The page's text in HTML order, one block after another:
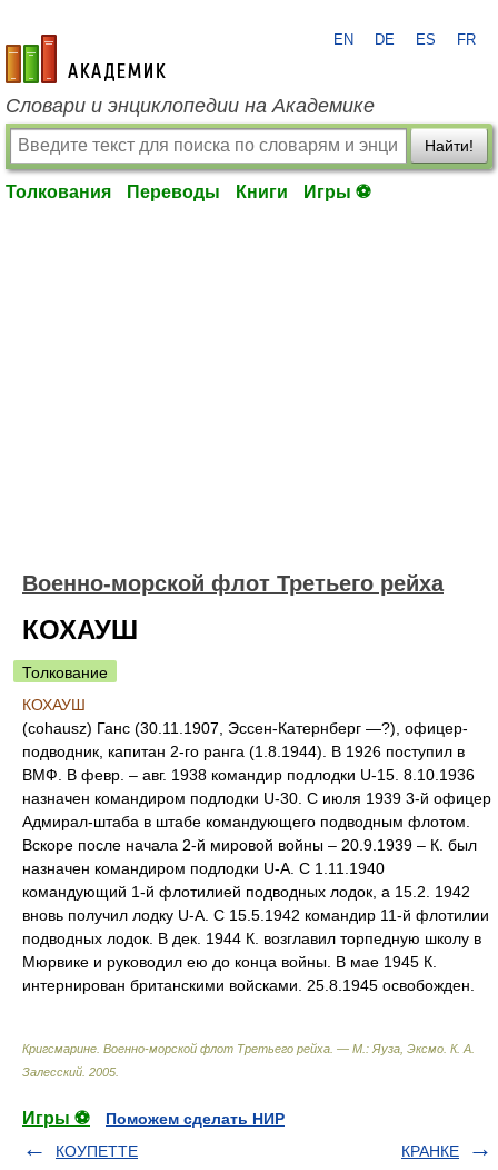
academic.ru
EN DE ES FR
Словари и энциклопедии на Академике
Найти!
Толкования Переводы Книги Игры ⚽
Военно-морской флот Третьего рейха
КОХАУШ
Толкование
КОХАУШ
(cohausz) Ганс (30.11.1907, Эссен-Катернберг —?), офицер-
подводник, капитан 2-го ранга (1.8.1944). В 1926 поступил в
ВМФ. В февр. – авг. 1938 командир подлодки U-15. 8.10.1936
назначен командиром подлодки U-30. С июля 1939 3-й офицер
Адмирал-штаба в штабе командующего подводным флотом.
Вскоре после начала 2-й мировой войны – 20.9.1939 – К. был
назначен командиром подлодки U-A. С 1.11.1940
командующий 1-й флотилией подводных лодок, а 15.2. 1942
вновь получил лодку U-A. С 15.5.1942 командир 11-й флотилии
подводных лодок. В дек. 1944 К. возглавил торпедную школу в
Мюрвике и руководил ею до конца войны. В мае 1945 К.
интернирован британскими войсками. 25.8.1945 освобожден.
Кригсмарине. Военно-морской флот Третьего рейха. — М.: Яуза, Эксмо К. А.
Залесский 2005
Игры ⚽
Поможем сделать НИР
КОУПЕТТЕ
КРАНКЕ